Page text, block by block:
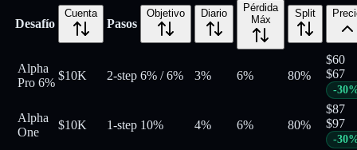
Desafío
Cuenta
Pasos
Objetivo Diario
Pérdida
Máx
Split
Alpha
Pro 6%
$10K 2-step 6% /6% 3% 6% 80%
$60
$67
-30
Alpha
One
$10K 1-step 10% 4% 6% 80%
$87
$97
-30